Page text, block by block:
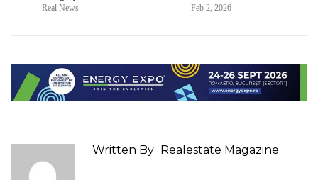
Real News Feb 2, 2026
Written By Realestate Magazine